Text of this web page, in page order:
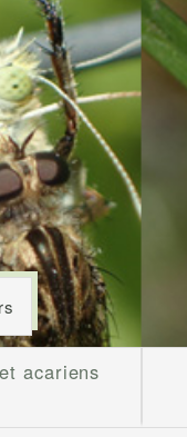
acariens